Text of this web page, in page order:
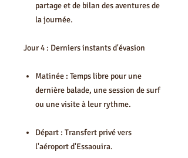
partage et de bilan des aventures de
la journée.
Jour 4 : Derniers instants d'évasion
Matinée : Temps libre pour une
dernière balade, une session de surf
ou une visite à leur rythme.
Départ : Transfert privé vers
l'aéroport d'Essaouira.